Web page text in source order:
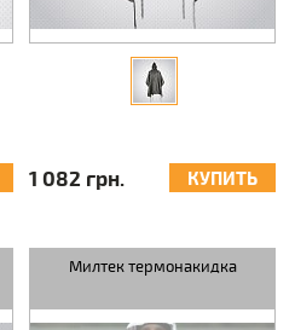
1 082 грн. КУПИТЬ
Милтек термонакидка